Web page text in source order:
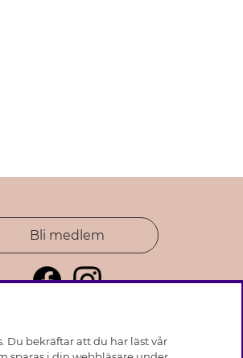
Bli medlem
Du bekräftar att du har läst vår